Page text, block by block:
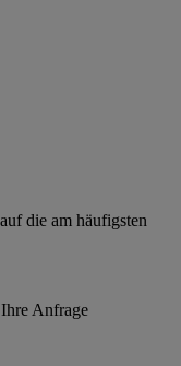
die am häufigsten
Anfrage